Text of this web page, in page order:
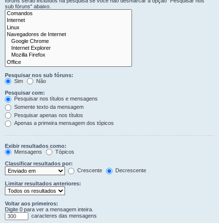
sub fóruns“ abaixo.
Pesquisar nos sub fóruns:
Sim
Não
Pesquisar com:
Pesquisar nos títulos e mensagens
Somente texto da mensagem
Pesquisar apenas nos títulos
Apenas a primeira mensagem dos tópicos
Exibir resultados como:
Mensagens
Tópicos
Classificar resultados por:
Crescente
Decrescente
Limitar resultados anteriores:
Voltar aos primeiros:
Digite 0 para ver a mensagem inteira.
caracteres das mensagens